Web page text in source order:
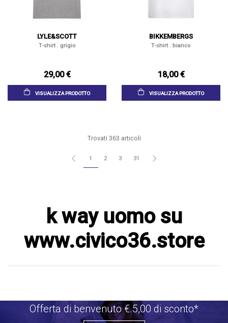
LYLE&SCOTT
T-shirt . grigio
29,00 €
VISUALIZZA PRODOTTO
BIKKEMBERGS
T-shirt . bianco
18,00 €
VISUALIZZA PRODOTTO
Trovati 363 articoli
1 2 3 31
k way uomo su
www.civico36.store
Offerta di benvenuto €.5,00 di sconto*